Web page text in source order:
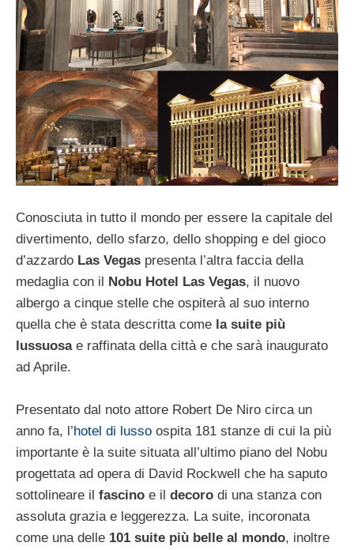
Conosciuta in tutto il mondo per essere la capitale del
divertimento, dello sfarzo, dello shopping e del gioco
d’azzardo Las Vegas presenta l’altra faccia della
medaglia con il Nobu Hotel Las Vegas, il nuovo
albergo a cinque stelle che ospiterà al suo interno
quella che è stata descritta come la suite più
lussuosae raffinata della città e che sarà inaugurato
ad Aprile.
Presentato dal noto attore Robert De Niro circa un
anno fa, l’hotel di lusso ospita 181 stanze di cui la più
importante è la suite situata all’ultimo piano del Nobu
progettata ad opera di David Rockwell che ha saputo
sottolineare il fascino e il decoro di una stanza con
assoluta grazia e leggerezza. La suite, incoronata
come una delle 101 suite più belle al mondo, inoltre